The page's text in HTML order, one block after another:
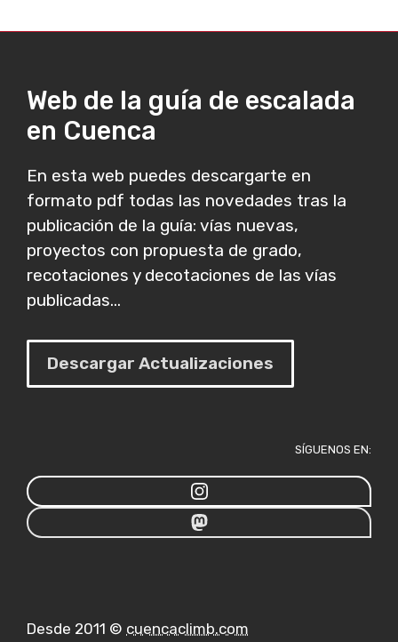
Web de la guía de escalada
en Cuenca
En esta web puedes descargarte en
formato pdf todas las novedades tras la
publicación de la guía: vías nuevas,
proyectos con propuesta de grado,
recotaciones y decotaciones de las vías
publicadas...
Descargar Actualizaciones
SÍGUENOS EN:
Desde 2011 © cuencaclimb.com